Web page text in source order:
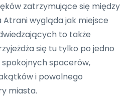
zatrzymujące się między
Atrani wygląda jak miejsce
to także
się tu tylko po jedno
spokojnych spacerów,
i powolnego
miasta.